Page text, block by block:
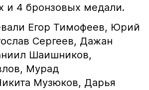
и 4 бронзовых медали.
Егор Тимофеев, Юрий
Сергеев, Дажан
Шаишников,
Мурад
Музюков, Дарья